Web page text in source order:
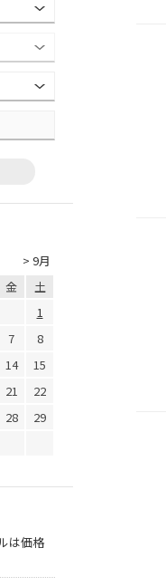
> 9月
金
土
1
7
8
14
15
21
22
28
29
は価格